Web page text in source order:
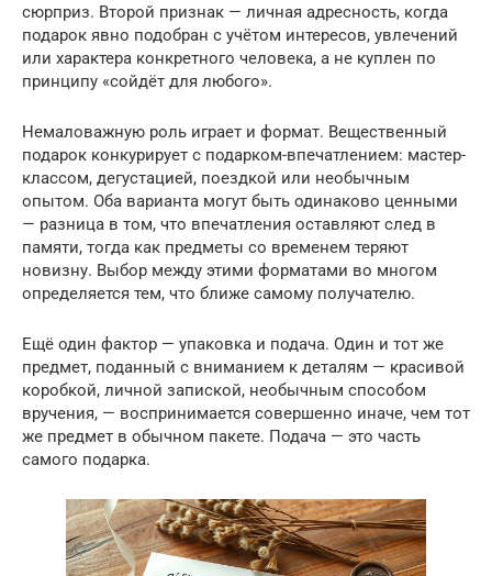
сюрприз. Второй признак — личная адресность, когда
подарок явно подобран с учётом интересов, увлечений
или характера конкретного человека, а не куплен по
принципу «сойдёт для любого».
Немаловажную роль играет и формат. Вещественный
подарок конкурирует с подарком-впечатлением: мастер-
классом, дегустацией, поездкой или необычным
опытом. Оба варианта могут быть одинаково ценными
— разница в том, что впечатления оставляют след в
памяти, тогда как предметы со временем теряют
новизну. Выбор между этими форматами во многом
определяется тем, что ближе самому получателю.
Ещё один фактор — упаковка и подача. Один и тот же
предмет, поданный с вниманием к деталям — красивой
коробкой, личной запиской, необычным способом
вручения, — воспринимается совершенно иначе, чем тот
же предмет в обычном пакете. Подача — это часть
самого подарка.